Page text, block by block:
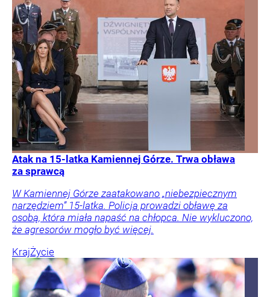
Atak na 15-latka Kamiennej Górze. Trwa obława
za sprawcą
W Kamiennej Górze zaatakowano „niebezpiecznym
narzędziem” 15-latka. Policja prowadzi obławę za
osobą, która miała napaść na chłopca. Nie wykluczono,
że agresorów mogło być więcej.
KrajŻycie